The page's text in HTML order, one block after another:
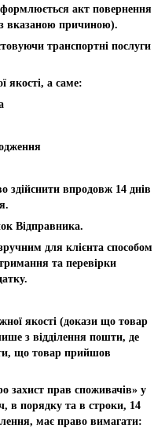
акт повернення
вказаною причиною).
транспортні послуги
якості, а саме:
здійснити впродовж 14 днів
Відправника.
для клієнта способом
та перевірки
якості (докази що товар
з відділення пошти, де
що товар прийшов
захист прав споживачів» у
в порядку та в строки, 14
має право вимагати: